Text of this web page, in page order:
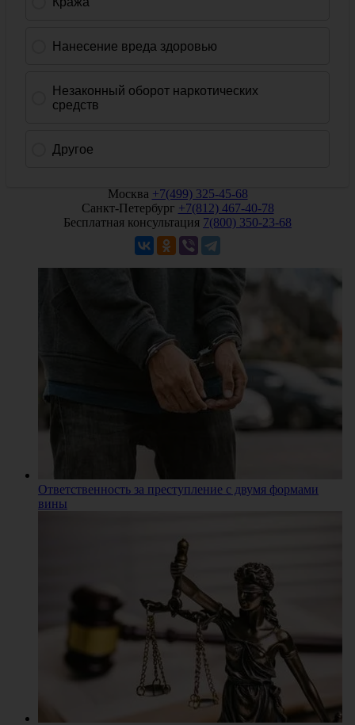
Москва +7(499) 325-45-68
Санкт-Петербург +7(812) 467-40-78
Бесплатная консультация 7(800) 350-23-68
Ответственность за преступление с двумя формами
вины